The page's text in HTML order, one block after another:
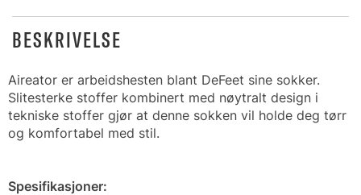
BESKRIVELSE
Aireator er arbeidshesten blant DeFeet sine sokker.
Slitesterke stoffer kombinert med nøytralt design i
tekniske stoffer gjør at denne sokken vil holde deg tørr
og komfortabel med stil.
Spesifikasjoner: